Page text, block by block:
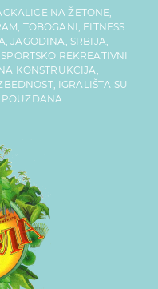
NA ŽETONE,
TOBOGANI, FITNESS
JAGODINA, SRBIJA,
REKREATIVNI
KONSTRUKCIJA,
IGRALIŠTA SU
POUZDANA